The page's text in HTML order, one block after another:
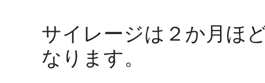
サイレージは２か月ほ
なります。